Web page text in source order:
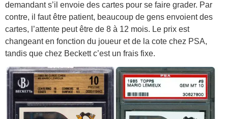
demandant s’il envoie des cartes pour se faire grader. Par
contre, il faut être patient, beaucoup de gens envoient des
cartes, l’attente peut être de 8 à 12 mois. Le prix est
changeant en fonction du joueur et de la cote chez PSA,
tandis que chez Beckett c’est un frais fixe.